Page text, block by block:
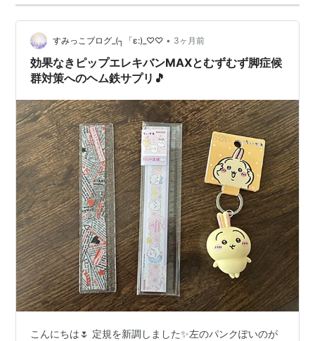
すみっこブログ_(┐「ε:)_♡♡ • 3ヶ月前
効果なきピップエレキバンMAXとむずむず脚症候
群対策へのヘム鉄サプリ🎵
こんにちは🌷 定規を新調しました✨左のパンクぽいのが